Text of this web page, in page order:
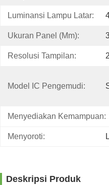
Luminansi Lampu Latar:
Ukuran Panel (mm):
Resolusi Tampilan:
Model IC Pengemudi:
Menyediakan Kemampuan:
Menyoroti:
Deskripsi Produk